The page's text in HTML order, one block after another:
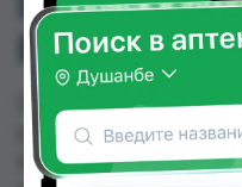
РЕВАЙВ
DOVE КРЕМ МЫЛО
купить или заказать
Аслфарм №1,